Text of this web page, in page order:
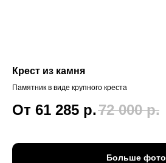
Крест из камня
Памятник в виде крупного креста
От 61 285 р.72 000 р.
Больше фото